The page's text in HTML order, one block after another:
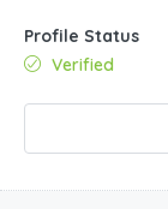
Profile Status
Verified